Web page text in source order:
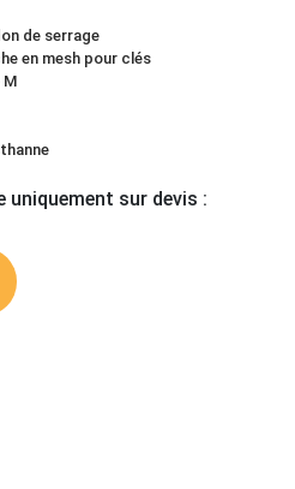
de serrage
en mesh pour clés
M
uniquement sur devis :